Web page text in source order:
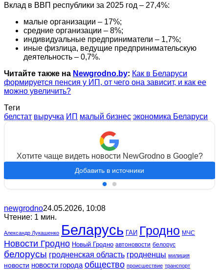
Вклад в ВВП республики за 2025 год – 27,4%:
малые организации – 17%;
средние организации – 8%;
индивидуальные предприниматели – 1,7%;
иные физлица, ведущие предпринимательскую
деятельность – 0,7%.
Читайте также на Newgrodno.by: Как в Беларуси
формируется пенсия у ИП, от чего она зависит, и как ее
можно увеличить?
Теги
белстат выручка ИП малый бизнес экономика Беларуси
Хотите чаще видеть новости NewGrodno в Google?
Добавить в источники
newgrodno24.05.2026, 10:08
Чтение: 1 мин.
Александр Лукашенко Беларусь ГАИ Гродно МЧС
Новости Гродно Новый Гродно автоновости белорус
белорусы гродненская область гродненцы милиция
новости новости города общество происшествие транспорт